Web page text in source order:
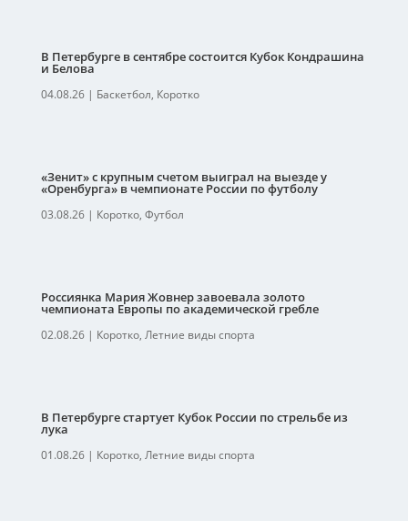
В Петербурге в сентябре состоится Кубок Кондрашина
и Белова
04.08.26| Баскетбол, Коротко
«Зенит» с крупным счетом выиграл на выезде у
«Оренбурга» в чемпионате России по футболу
03.08.26| Коротко, Футбол
Россиянка Мария Жовнер завоевала золото
чемпионата Европы по академической гребле
02.08.26| Коротко, Летние виды спорта
В Петербурге стартует Кубок России по стрельбе из
лука
01.08.26| Коротко, Летние виды спорта